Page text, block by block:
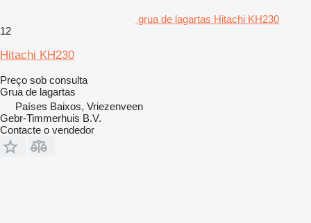
grua de lagartas Hitachi KH230
12
Hitachi KH230
Preço sob consulta
Grua de lagartas
Países Baixos, Vriezenveen
Gebr-Timmerhuis B.V.
Contacte o vendedor